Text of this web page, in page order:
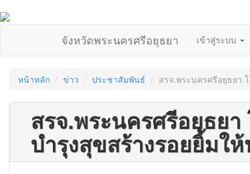
จังหวัดพระนครศรีอยุธยา เข้าสู่ระบบ
หน้าหลัก ข่าว ประชาสัมพันธ์ สรจ.พระนครศรีอยุธยา
สรจ.พระนครศรีอยุธย
บำรุงสุขสร้างรอยยิ้มใ